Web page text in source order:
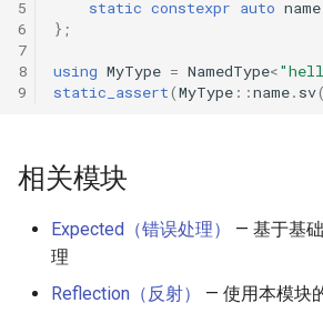
5
6
7
8
9
static constexpr auto name
};
using MyType = NamedType<
static_assert(MyType ::name. sv
相关模块
Expected（错误处理）
— 基于基
理
Reflection（反射）
— 使用本模块